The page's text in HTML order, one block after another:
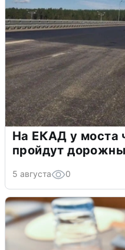
На ЕКАД у моста
пройдут
5 августа 0